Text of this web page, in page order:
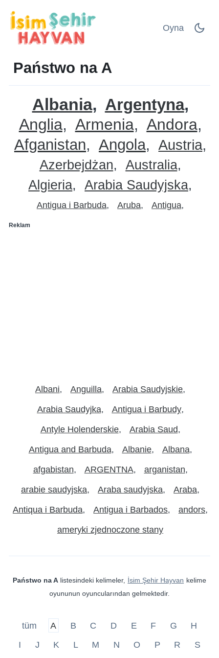
Oyna
Państwo na A
Albania Argentyna
Anglia Armenia Andora
Afganistan Angola Austria
Azerbejdżan
Australia
Algieria
Arabia Saudyjska
Antigua i Barbuda Aruba Antigua
Reklam
Albani Anguilla Arabia Saudyjskie
Arabia Saudyjka Antigua i Barbudy
Antyle Holenderskie Arabia Saud
Antigua and Barbuda Albanie Albana
afgabistan ARGENTNA arganistan
arabie saudyjska Araba saudyjska Araba
Antiqua i Barbuda Antigua i Barbados andors
ameryki zjednoczone stany
Państwo na A listesindeki kelimeler, İsim Şehir Hayvan kelime
oyununun oyuncularından gelmektedir.
tüm A B C D E F G
H
I
J K L M N O P R S